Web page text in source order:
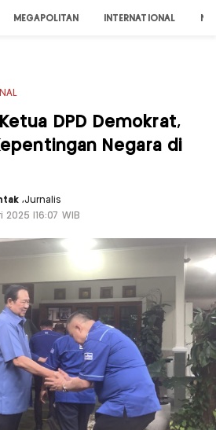
MEGAPOLITAN INTERNATIONAL
DPD Demokrat,
Negara di
,Jurnalis
2025 |16:07 WIB